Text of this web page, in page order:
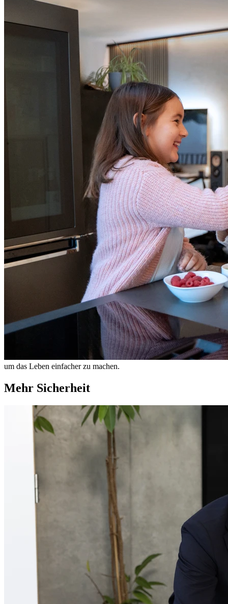
um das Leben einfacher zu machen.
Mehr Sicherheit